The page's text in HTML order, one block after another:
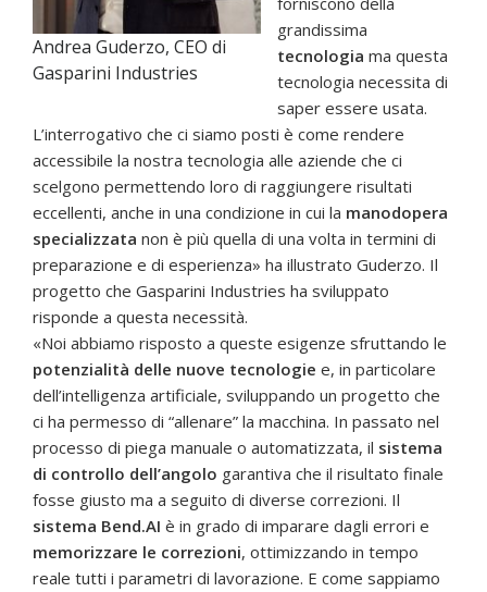
Andrea Guderzo, CEO di
Gasparini Industries
grandissima
tecnologia ma questa
tecnologia necessita di
saper essere usata.
L’interrogativo che ci siamo posti è come rendere
accessibile la nostra tecnologia alle aziende che ci
scelgono permettendo loro di raggiungere risultati
eccellenti, anche in una condizione in cui la manodopera
specializzata non è più quella di una volta in termini di
preparazione e di esperienza» ha illustrato Guderzo. Il
progetto che Gasparini Industries ha sviluppato
risponde a questa necessità.
«Noi abbiamo risposto a queste esigenze sfruttando le
potenzialità delle nuove tecnologie e, in particolare
dell’intelligenza artificiale, sviluppando un progetto che
ci ha permesso di “allenare” la macchina. In passato nel
processo di piega manuale o automatizzata, il sistema
di controllo dell’angolo garantiva che il risultato finale
fosse giusto ma a seguito di diverse correzioni. Il
sistema Bend.AI è in grado di imparare dagli errori e
memorizzare le correzioni, ottimizzando in tempo
reale tutti i parametri di lavorazione. E come sappiamo